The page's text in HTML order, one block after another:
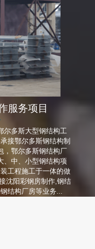
服务项目
尔多斯大型钢结构工
接鄂尔多斯钢结构制
，鄂尔多斯钢结构厂
、中、小型钢结构项
工程施工于一体的做
沈阳彩钢房制作,钢结
结构厂房等业务...